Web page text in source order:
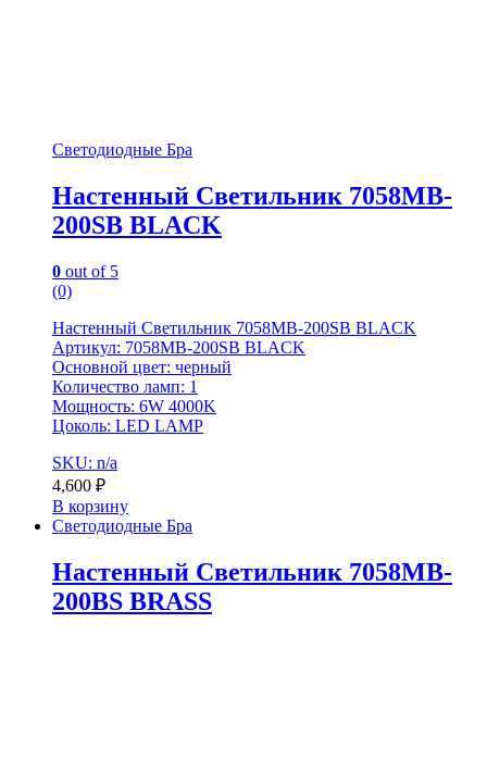
Светодиодные Бра
Настенный Светильник 7058MB-
200SB BLACK
0 out of 5
(0)
Настенный Светильник 7058MB-200SB BLACK
Артикул: 7058MB-200SB BLACK
Основной цвет: черный
Количество ламп: 1
Мощность: 6W 4000K
Цоколь: LED LAMP
SKU: n/a
4,600 ₽
В корзину
Светодиодные Бра
Настенный Светильник 7058MB-
200BS BRASS